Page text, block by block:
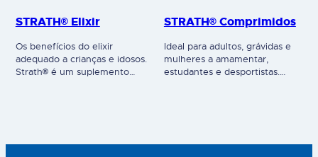
STRATH® Elixir
Os benefícios do elixir
adequado a crianças e idosos.
Strath® é um suplemento
STRATH® Comprimidos
Ideal para adultos, grávidas e
mulheres a amamentar,
estudantes e desportistas.